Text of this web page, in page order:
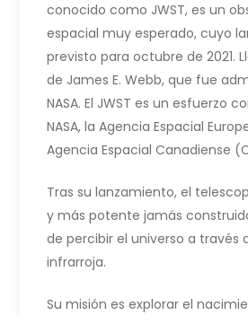
conocido como JWST, es un
espacial muy esperado, cuyo
previsto para octubre de 2021.
de James E. Webb, que fue
NASA. El JWST es un esfuerzo
NASA, la Agencia Espacial
Agencia Espacial Canadiense
Tras su lanzamiento, el
y más potente jamás
de percibir el universo a través
infrarroja.
Su misión es explorar el